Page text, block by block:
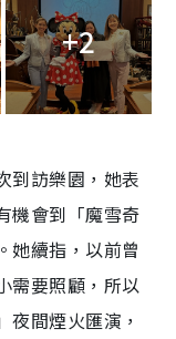
+2
到訪樂園，她表
機會到「魔雪奇
她續指，以前曾
需要照顧，所以
間煙火匯演，